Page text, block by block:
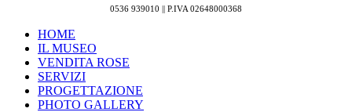
0536 939010 || P.IVA 02648000368
HOME
IL MUSEO
VENDITA ROSE
SERVIZI
PROGETTAZIONE
PHOTO GALLERY